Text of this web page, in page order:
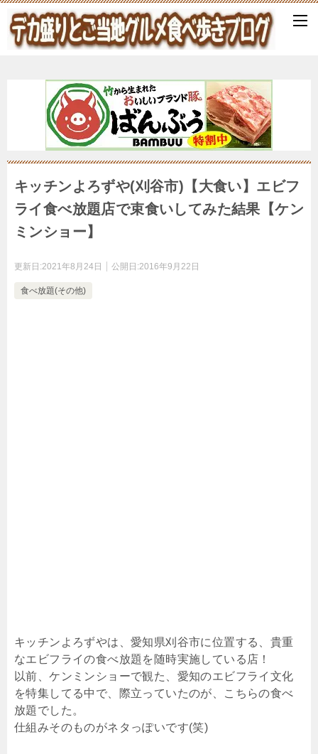
キッチンよろずや(刈谷市)【大食い】エビフ
ライ食べ放題店で束食いしてみた結果【ケン
ミンショー】
更新日:2021年8月24日 公開日:2016年9月22日
食べ放題(その他)
キッチンよろずやは、愛知県刈谷市に位置する、貴重
なエビフライの食べ放題を随時実施している店！
以前、ケンミンショーで観た、愛知のエビフライ文化
を特集してる中で、際立っていたのが、こちらの食べ
放題でした。
仕組みそのものがネタっぽいです(笑)